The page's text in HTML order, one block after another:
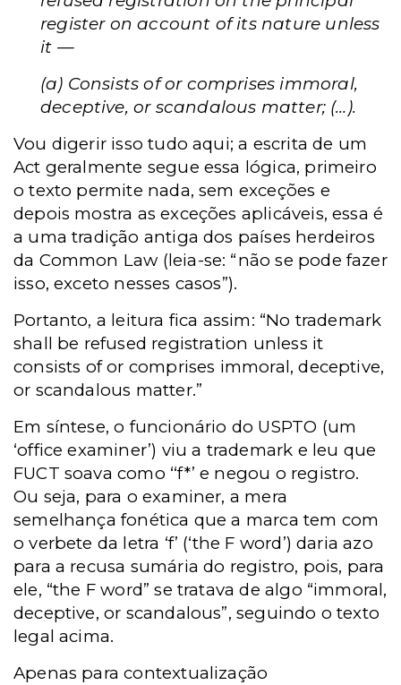
register on account of its nature unless
it —
(a) Consists of or comprises immoral,
deceptive, or scandalous matter; (…).
Vou digerir isso tudo aqui; a escrita de um
Act geralmente segue essa lógica, primeiro
o texto permite nada, sem exceções e
depois mostra as exceções aplicáveis, essa é
a uma tradição antiga dos países herdeiros
da Common Law (leia-se: “não se pode fazer
isso, exceto nesses casos”).
Portanto, a leitura fica assim: “No trademark
shall be refused registration unless it
consists of or comprises immoral, deceptive,
or scandalous matter.”
Em síntese, o funcionário do USPTO (um
‘office examiner’) viu a trademark e leu que
FUCT soava como ‘‘f*’ e negou o registro.
Ou seja, para o examiner, a mera
semelhança fonética que a marca tem com
o verbete da letra ‘f’ (‘the F word’) daria azo
para a recusa sumária do registro, pois, para
ele, “the F word” se tratava de algo “immoral,
deceptive, or scandalous”, seguindo o texto
legal acima.
Apenas para contextualização